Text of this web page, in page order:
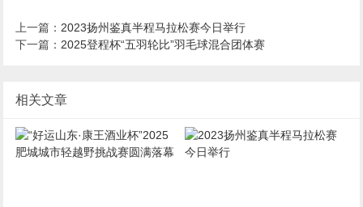
上一篇： 2023扬州鉴真半程马拉松赛今日举行
下一篇： 2025登程杯“五羽轮比”羽毛球混合团体赛
相关文章